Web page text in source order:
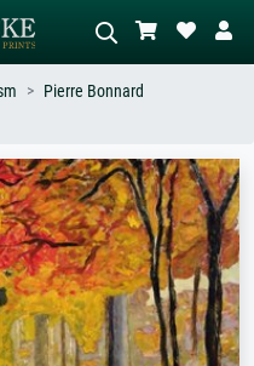
Beskriv scenen – t.ex. grön äng,
abstrakt med mycket rött, mörk
stående naken bredvid ett
träd.
Pierre Bonnard